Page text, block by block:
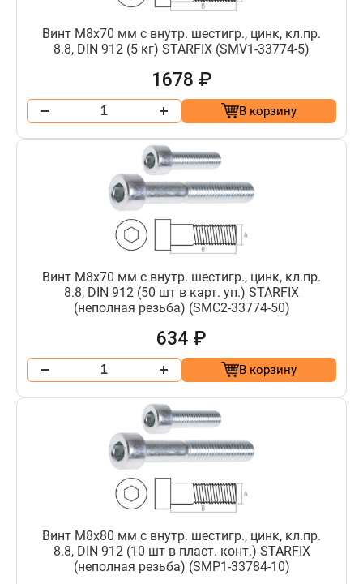
Винт М8х70 мм с внутр. шестигр., цинк, кл.пр.
8.8, DIN 912 (5 кг) STARFIX (SMV1-33774-5)
1678 ₽
В корзину
Винт М8х70 мм с внутр. шестигр., цинк, кл.пр.
8.8, DIN 912 (50 шт в карт. уп.) STARFIX
(неполная резьба) (SMC2-33774-50)
634 ₽
В корзину
Винт М8х80 мм с внутр. шестигр., цинк, кл.пр.
8.8, DIN 912 (10 шт в пласт. конт.) STARFIX
(неполная резьба) (SMP1-33784-10)